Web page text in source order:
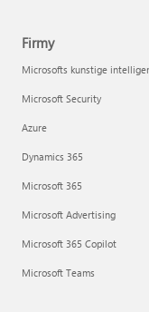
Firmy
Microsofts kunstige
Microsoft Security
Azure
Dynamics 365
Microsoft 365
Microsoft Advertising
Microsoft 365 Copilot
Microsoft Teams